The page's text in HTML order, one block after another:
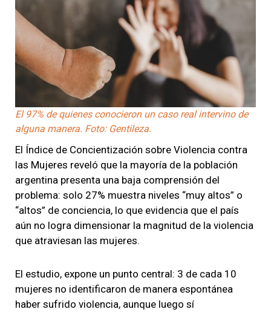
El 97% de quienes conocieron un caso real intervino de
alguna manera. Foto: Gentileza.
El Índice de Concientización sobre Violencia contra
las Mujeres reveló que la mayoría de la población
argentina presenta una baja comprensión del
problema: solo 27% muestra niveles “muy altos” o
“altos” de conciencia, lo que evidencia que el país
aún no logra dimensionar la magnitud de la violencia
que atraviesan las mujeres.
El estudio, expone un punto central: 3 de cada 10
mujeres no identificaron de manera espontánea
haber sufrido violencia, aunque luego sí